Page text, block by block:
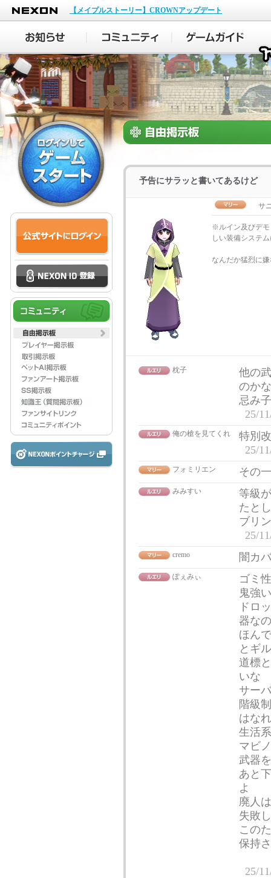
NEXON
【メイプルストーリー】CROWNアップデート
予告にサラッと書いてあるけど
サ
※ルイン及びデモ
しい装備システ
なんだか猛烈に
枕子
他の
のか
忌み
25/
俺の槍を見てくれ
特別
25/
フォミリエン その
みみすい
等級
たと
ブリ
25/
cremo 闇カ
ぽぇみぃ
ゴミ
鬼強
ドロ
器な
ほん
とギ
道標
いな
サー
階級
はな
生活
マビ
武器
あと
よ
廃人
失敗
この
保持
25/